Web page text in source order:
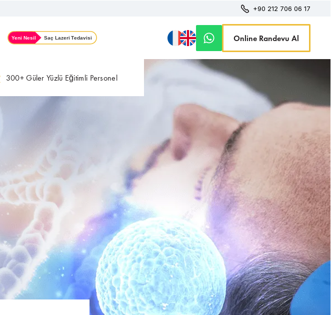
+90 212 706 06 17
Online Randevu Al
300+ Güler Yüzlü Eğitimli Personel